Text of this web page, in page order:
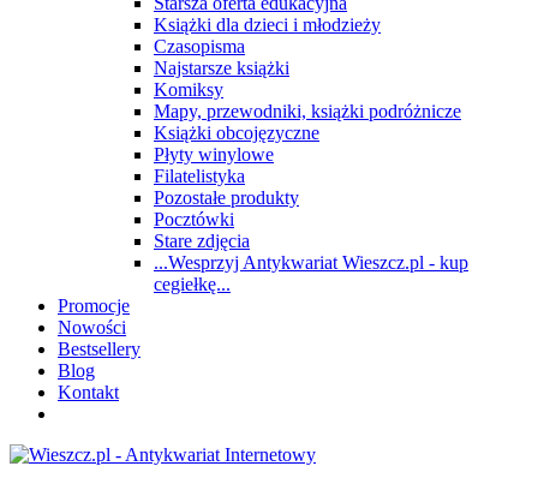
Książki dla dzieci i młodzieży
Czasopisma
Najstarsze książki
Komiksy
Mapy, przewodniki, książki podróżnicze
Książki obcojęzyczne
Płyty winylowe
Filatelistyka
Pozostałe produkty
Pocztówki
Stare zdjęcia
...Wesprzyj Antykwariat Wieszcz.pl - kup
cegiełkę...
Promocje
Nowości
Bestsellery
Blog
Kontakt